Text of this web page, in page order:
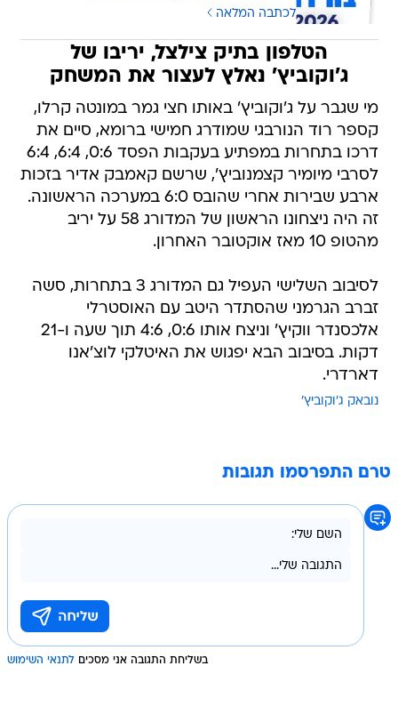
לכתבה המלאה
הטלפון בתיק צילצל, יריבו של
ג'וקוביץ' נאלץ לעצור את המשחק
מי שגבר על ג'וקוביץ' באותו חצי גמר במונטה קרלו,
קספר רוד הנורבגי שמודרג חמישי ברומא, סיים את
דרכו בתחרות במפתיע בעקבות הפסד 0:6, 6:4, 6:4
לסרבי מיומיר קצמנוביץ', שרשם קאמבק אדיר בזכות
ארבע שבירות אחרי שהובס 6:0 במערכה הראשונה.
זה היה ניצחונו הראשון של המדורג 58 על יריב
מהטופ 10 מאז אוקטובר האחרון.
לסיבוב השלישי העפיל גם המדורג 3 בתחרות, סשה
זברב הגרמני שהסתדר היטב עם האוסטרלי
אלכסנדר ווקיץ' וניצח אותו 0:6, 4:6 תוך שעה ו-21
דקות. בסיבוב הבא יפגוש את האיטלקי לוצ'אנו
דארדרי.
נובאק ג'וקוביץ'
טרם התפרסמו תגובות
בשליחת התגובה אני מסכים לתנאי השימוש